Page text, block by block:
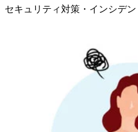
セキュリティ対策・インシデ